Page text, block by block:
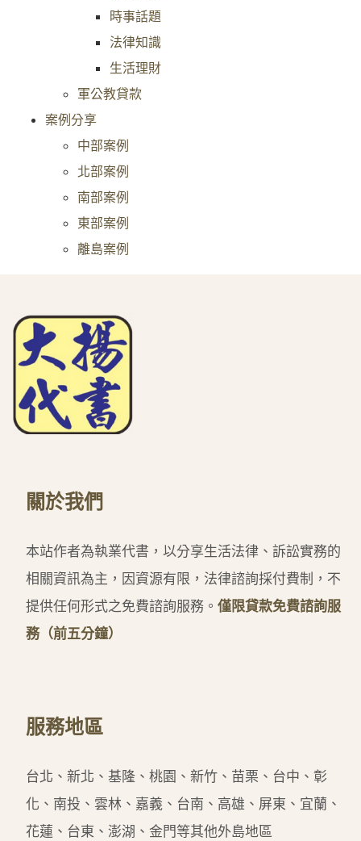
時事話題
法律知識
生活理財
軍公教貸款
案例分享
中部案例
北部案例
南部案例
東部案例
離島案例
關於我們
本站作者為執業代書，以分享生活法律、訴訟實務的
相關資訊為主，因資源有限，法律諮詢採付費制，不
提供任何形式之免費諮詢服務。 僅限貸款免費諮詢服
務（前五分鐘）
服務地區
台北、新北、基隆、桃園、新竹、苗栗、台中、彰
化、南投、雲林、嘉義、台南、高雄、屏東、宜蘭、
花蓮、台東、澎湖、金門等其他外島地區